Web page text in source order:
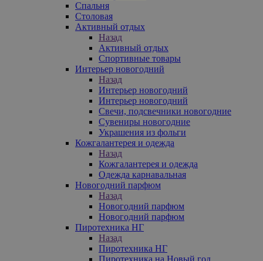
Спальня
Столовая
Активный отдых
Назад
Активный отдых
Спортивные товары
Интерьер новогодний
Назад
Интерьер новогодний
Интерьер новогодний
Свечи, подсвечники новогодние
Сувениры новогодние
Украшения из фольги
Кожгалантерея и одежда
Назад
Кожгалантерея и одежда
Одежда карнавальная
Новогодний парфюм
Назад
Новогодний парфюм
Новогодний парфюм
Пиротехника НГ
Назад
Пиротехника НГ
Пиротехника на Новый год